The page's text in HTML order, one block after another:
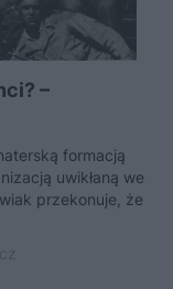
–
formacją
uwikłaną we
przekonuje, że